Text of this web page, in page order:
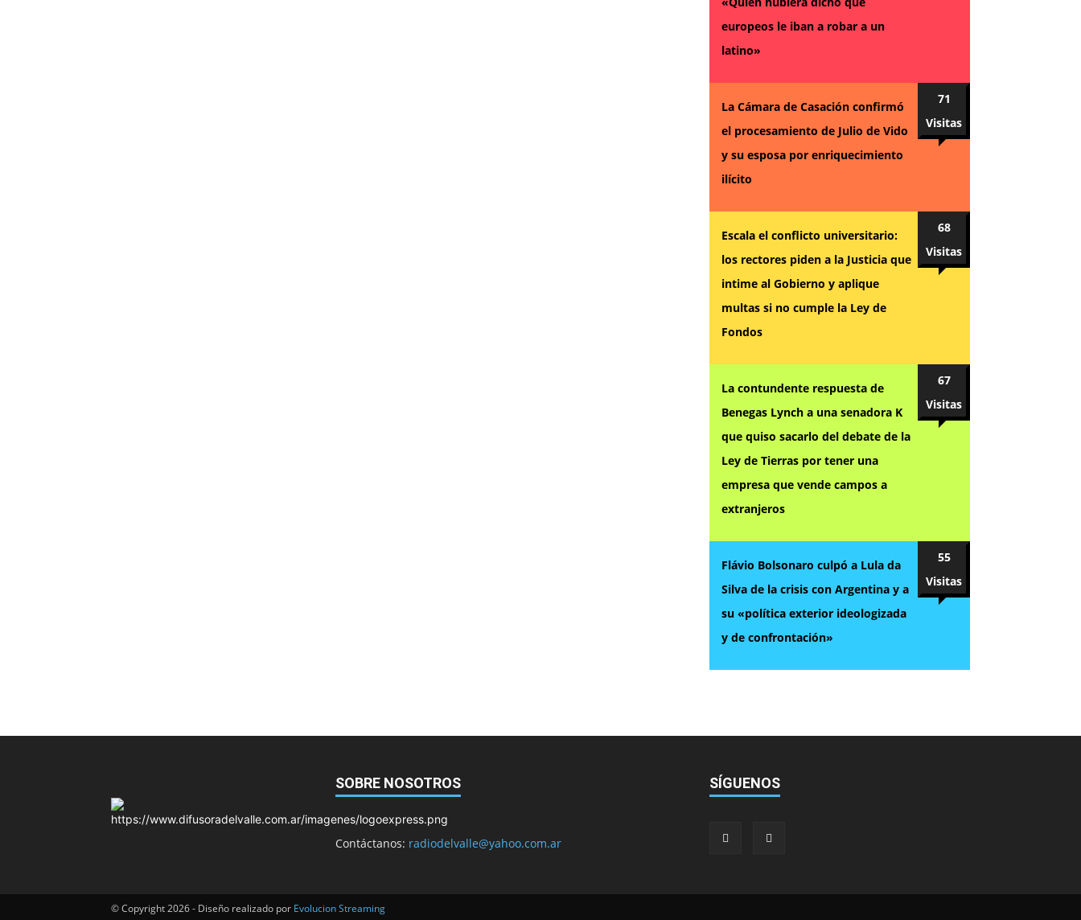
europeos le iban a robar a un
latino»
La Cámara de Casación confirmó
el procesamiento de Julio de Vido
y su esposa por enriquecimiento
ilícito
71
Visitas
Escala el conflicto universitario:
los rectores piden a la Justicia que
intime al Gobierno y aplique
multas si no cumple la Ley de
Fondos
68
Visitas
La contundente respuesta de
Benegas Lynch a una senadora K
que quiso sacarlo del debate de la
Ley de Tierras por tener una
empresa que vende campos a
extranjeros
67
Visitas
Flávio Bolsonaro culpó a Lula da
Silva de la crisis con Argentina y a
su «política exterior ideologizada
y de confrontación»
55
Visitas
SOBRE NOSOTROS
Contáctanos: radiodelvalle@yahoo.com.ar
SÍGUENOS
© Copyright 2026 - Diseño realizado por Evolucion Streaming